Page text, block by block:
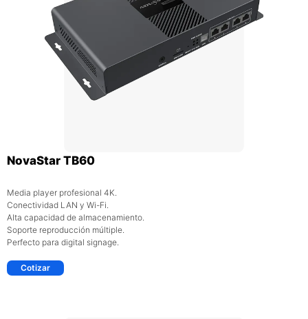
NovaStar TB60
Media player profesional 4K.
Conectividad LAN y Wi-Fi.
Alta capacidad de almacenamiento.
Soporte reproducción múltiple.
Perfecto para digital signage.
Cotizar